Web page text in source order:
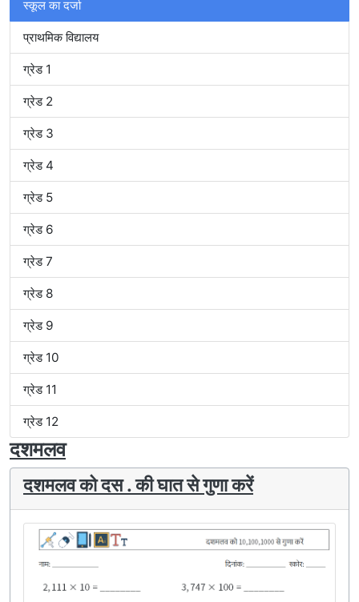
स्कूल का दर्जा
प्राथमिक विद्यालय
ग्रेड 1
ग्रेड 2
ग्रेड 3
ग्रेड 4
ग्रेड 5
ग्रेड 6
ग्रेड 7
ग्रेड 8
ग्रेड 9
ग्रेड 10
ग्रेड 11
ग्रेड 12
दशमलव
दशमलव को दस . की घात से गुणा करें